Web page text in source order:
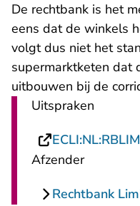
De rechtbank is het
eens dat de winkels
volgt dus niet het
supermarktketen dat
uitbouwen bij de
Uitspraken
Afzender
Rechtbank